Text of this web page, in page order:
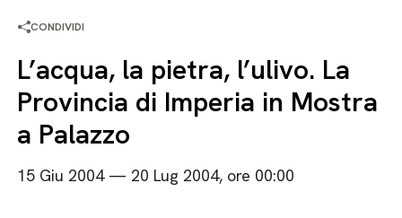
CONDIVIDI
L’acqua, la pietra, l’ulivo. La
Provincia di Imperia in Mostra
a Palazzo
15 Giu 2004 — 20 Lug 2004, ore 00:00